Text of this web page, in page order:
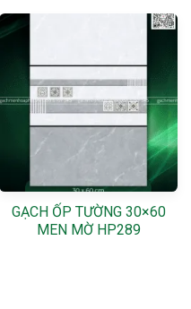
GẠCH ỐP TƯỜNG 30×60
MEN MỜ HP289